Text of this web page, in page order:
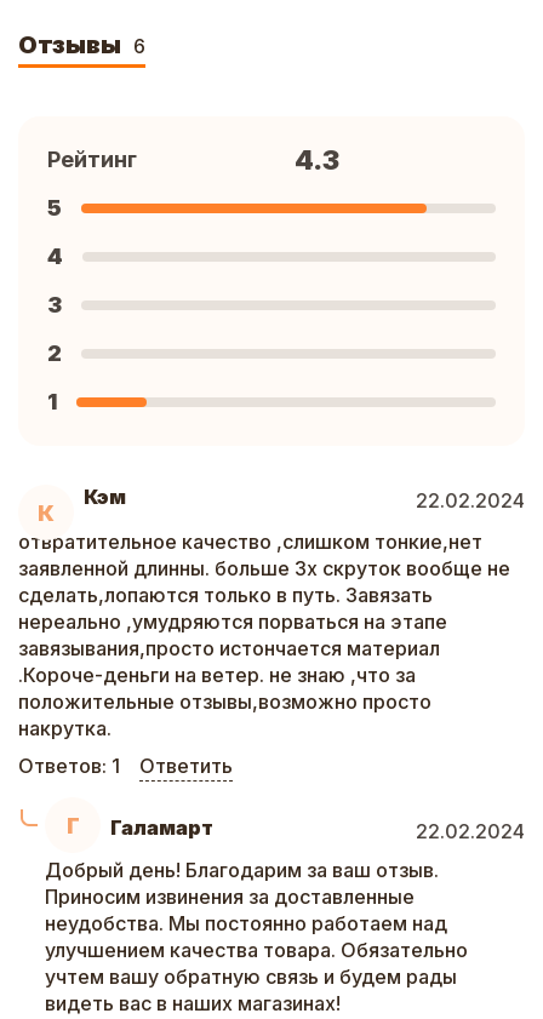
Отзывы 6
К
Кэм
22.02.2024
отвратительное качество ,слишком тонкие,нет
заявленной длинны. больше 3х скруток вообще не
сделать,лопаются только в путь. Завязать
нереально ,умудряются порваться на этапе
завязывания,просто истончается материал
.Короче-деньги на ветер. не знаю ,что за
положительные отзывы,возможно просто
накрутка.
Ответов: 1 Ответить
Г Галамарт
22.02.2024
Добрый день! Благодарим за ваш отзыв.
Приносим извинения за доставленные
неудобства. Мы постоянно работаем над
улучшением качества товара. Обязательно
учтем вашу обратную связь и будем рады
видеть вас в наших магазинах!
Рейтинг 4.3
5
4
3
2
1